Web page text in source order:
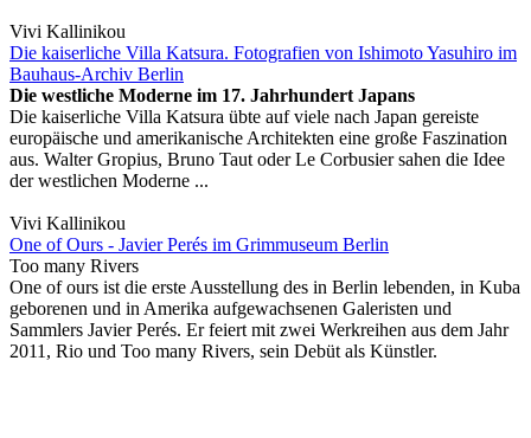
Vivi Kallinikou
Die kaiserliche Villa Katsura. Fotografien von Ishimoto Yasuhiro im
Bauhaus-Archiv Berlin
Die westliche Moderne im 17. Jahrhundert Japans
Die kaiserliche Villa Katsura übte auf viele nach Japan gereiste
europäische und amerikanische Architekten eine große Faszination
aus. Walter Gropius, Bruno Taut oder Le Corbusier sahen die Idee
der westlichen Moderne ...
Vivi Kallinikou
One of Ours - Javier Perés im Grimmuseum Berlin
Too many Rivers
One of ours ist die erste Ausstellung des in Berlin lebenden, in Kuba
geborenen und in Amerika aufgewachsenen Galeristen und
Sammlers Javier Perés. Er feiert mit zwei Werkreihen aus dem Jahr
2011, Rio und Too many Rivers, sein Debüt als Künstler.